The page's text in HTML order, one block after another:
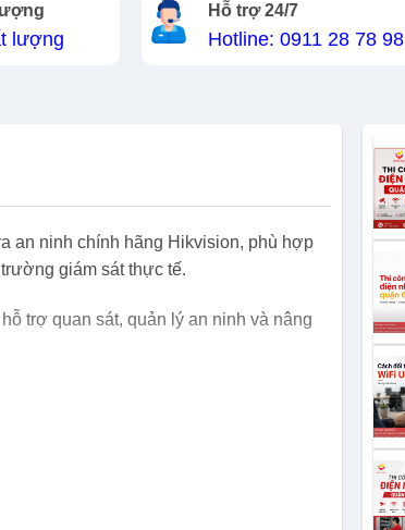
lượng
Hỗ trợ 24/7
Hotline: 0911 28 78 98
an ninh chính hãng Hikvision, phù hợp
giám sát thực tế.
trợ quan sát, quản lý an ninh và nâng